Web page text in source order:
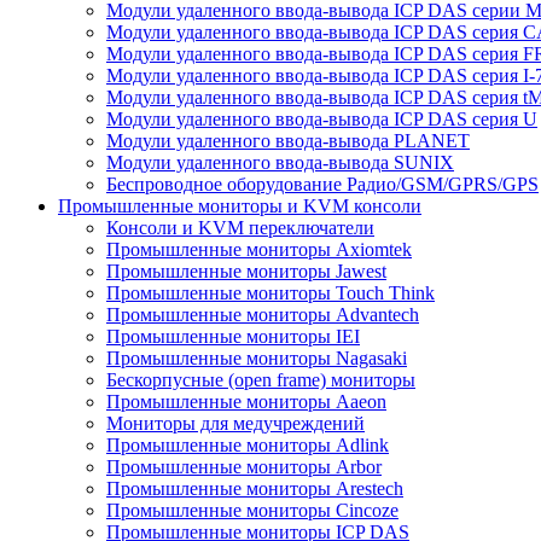
Модули удаленного ввода-вывода ICP DAS серии M
Модули удаленного ввода-вывода ICP DAS серия
Модули удаленного ввода-вывода ICP DAS серия
Модули удаленного ввода-вывода ICP DAS серия I-
Модули удаленного ввода-вывода ICP DAS серия
Модули удаленного ввода-вывода ICP DAS серия U
Модули удаленного ввода-вывода PLANET
Модули удаленного ввода-вывода SUNIX
Беспроводное оборудование Радио/GSM/GPRS/GPS
Промышленные мониторы и KVM консоли
Консоли и KVM переключатели
Промышленные мониторы Axiomtek
Промышленные мониторы Jawest
Промышленные мониторы Touch Think
Промышленные мониторы Advantech
Промышленные мониторы IEI
Промышленные мониторы Nagasaki
Бескорпусные (open frame) мониторы
Промышленные мониторы Aaeon
Мониторы для медучреждений
Промышленные мониторы Adlink
Промышленные мониторы Arbor
Промышленные мониторы Arestech
Промышленные мониторы Cincoze
Промышленные мониторы ICP DAS